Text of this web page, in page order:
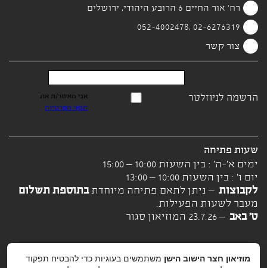
רח' אור החיים 6 הרובע היהודי, ירושלים
02-6276319 ,052-4002478
צור קשר
הרשמה לניוזלטר
אני מאשר/ת את
תנאי הפרטיות
שעות פתיחה
ימים א'-ה' : בין השעות 10:00 – 15:00
יום ו' : בין השעות 10:00 – 13:00
לקבוצות – ניתן לתאם פתיחה מיוחדתבתוספת תשלום
מעבר לשעות הפעילות.
ט' באב– 23.7.26 המוזיאון סגור
מוזיאון חצר הישוב הישן משתמשים בעוגיות כדי להבטיח תפקוד